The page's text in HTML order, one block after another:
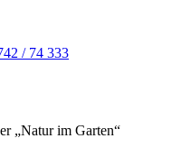
/ 74 333
„Natur im Garten“